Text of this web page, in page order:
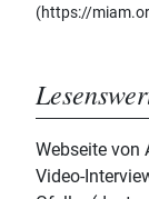
(https://
Webseite von
Video-